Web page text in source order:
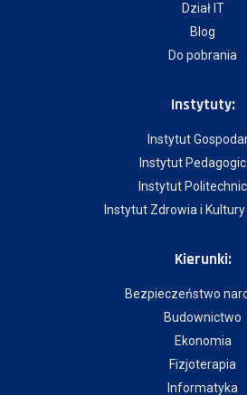
Dział IT
Blog
Do pobrania
Instytuty:
Instytut
Instytut
Instytut
Instytut Zdrowia i
Kierunki:
Bezpieczeństwo
Budownictwo
Ekonomia
Fizjoterapia
Informatyka